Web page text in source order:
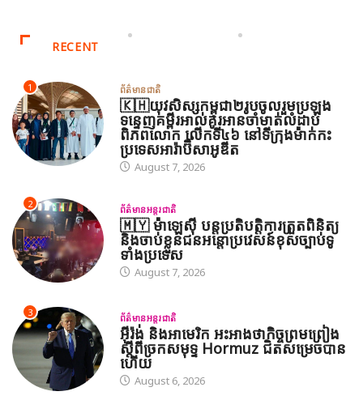
RECENT
1 ព័ត៌មានជាតិ
🇰🇭យុវសិស្សកម្ពុជា២រូបចូលរួមប្រឡង
ទន្ទេញគម្ពីរអាល់គូរអានចាំមាត់លំដាប់
ពិភពលោក លើកទី៤៦ នៅទីក្រុងម៉ាក់កះ
ប្រទេសអារ៉ាប៊ីសាអូឌីត
August 7, 2026
2 ព័ត៌មានអន្តរជាតិ
🇲🇾 ម៉ាឡេស៊ី បន្តប្រតិបត្តិការត្រួតពិនិត្យ
និងចាប់ខ្លួនជនអន្តោប្រវេសន៍ខុសច្បាប់ទូ
ទាំងប្រទេស
August 7, 2026
3 ព័ត៌មានអន្តរជាតិ
អ៊ីរ៉ង់ និងអាមេរិក អះអាងថាកិច្ចព្រមព្រៀង
ស្តីពីច្រកសមុទ្ទ Hormuz ជិតសម្រេចបាន
ហើយ
August 6, 2026